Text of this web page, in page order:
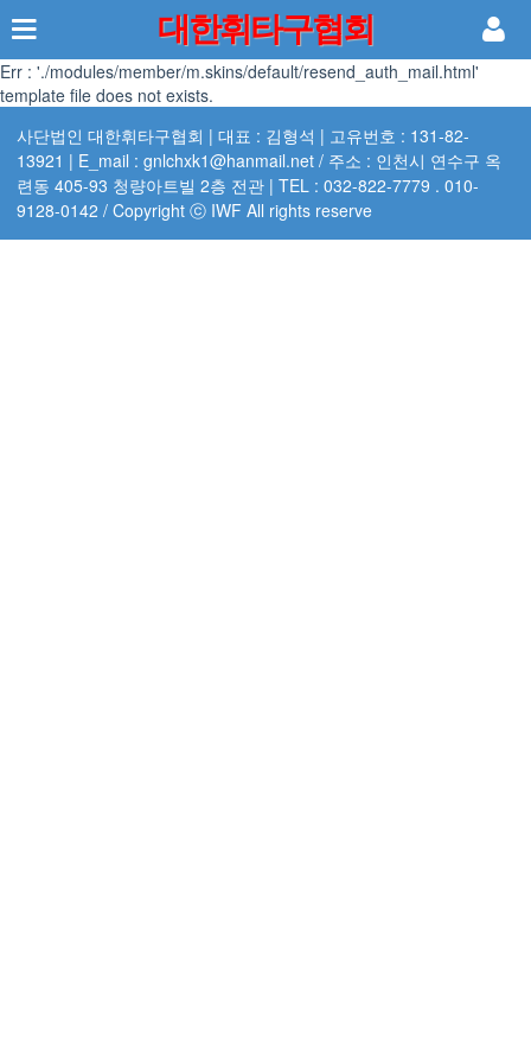
대한휘타구협회
Err : './modules/member/m.skins/default/resend_auth_mail.html'
template file does not exists.
사단법인 대한휘타구협회 | 대표 : 김형석 | 고유번호 : 131-82-
13921 | E_mail : gnlchxk1@hanmail.net / 주소 : 인천시 연수구 옥
련동 405-93 청량아트빌 2층 전관 | TEL : 032-822-7779 . 010-
9128-0142 / Copyright ⓒ IWF All rights reserve